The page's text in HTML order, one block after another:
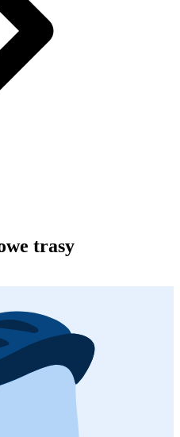
trasy